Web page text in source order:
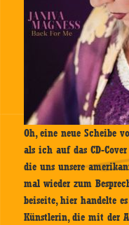
Oh, eine neue Scheibe
als ich auf das CD-
die uns unsere
mal wieder zum
beiseite, hier handelte
Künstlerin, die mit der